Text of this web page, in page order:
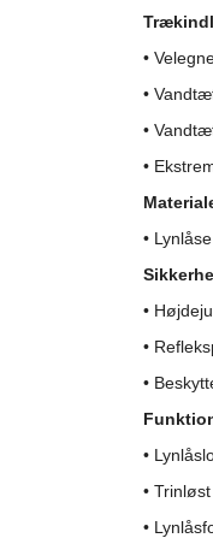
•
•
•
•
•
•
•
•
•
•
•